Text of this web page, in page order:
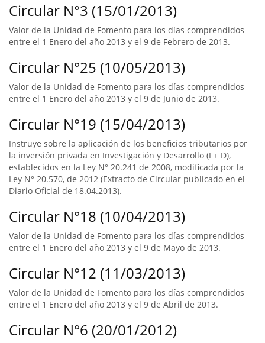
Circular N°3 (15/01/2013)
Valor de la Unidad de Fomento para los días comprendidos
entre el 1 Enero del año 2013 y el 9 de Febrero de 2013.
Circular N°25 (10/05/2013)
Valor de la Unidad de Fomento para los días comprendidos
entre el 1 Enero del año 2013 y el 9 de Junio de 2013.
Circular N°19 (15/04/2013)
Instruye sobre la aplicación de los beneficios tributarios por
la inversión privada en Investigación y Desarrollo (I + D),
establecidos en la Ley N° 20.241 de 2008, modificada por la
Ley N° 20.570, de 2012 (Extracto de Circular publicado en el
Diario Oficial de 18.04.2013).
Circular N°18 (10/04/2013)
Valor de la Unidad de Fomento para los días comprendidos
entre el 1 Enero del año 2013 y el 9 de Mayo de 2013.
Circular N°12 (11/03/2013)
Valor de la Unidad de Fomento para los días comprendidos
entre el 1 Enero del año 2013 y el 9 de Abril de 2013.
Circular N°6 (20/01/2012)